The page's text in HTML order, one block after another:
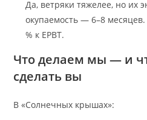
Да, ветряки тяжелее, но их
окупаемость — 6–8
% к EPBT.
Что делаем мы — и
сделать вы
В «Солнечных крышах»: